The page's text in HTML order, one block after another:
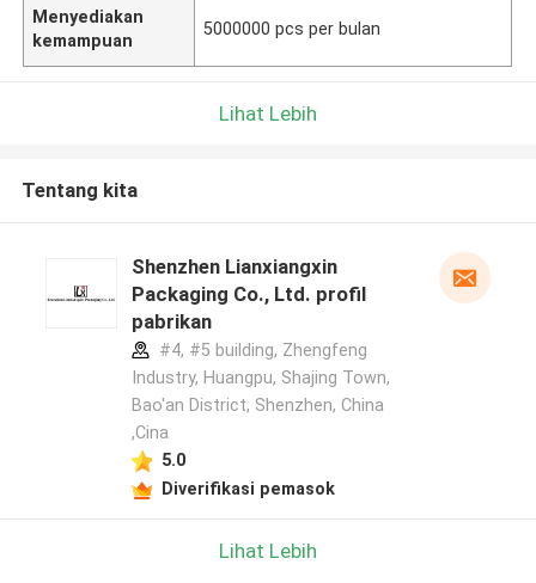
Menyediakan
kemampuan
5000000 pcs per bulan
Lihat Lebih
Tentang kita
Shenzhen Lianxiangxin
Packaging Co., Ltd. profil
pabrikan
#4, #5 building, Zhengfeng
Industry, Huangpu, Shajing Town,
Bao'an District, Shenzhen, China
,Cina
5.0
Diverifikasi pemasok
Lihat Lebih